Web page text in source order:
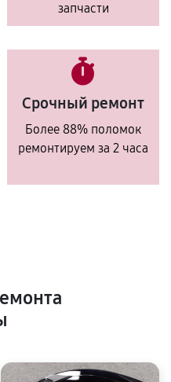
запчасти
Срочный ремонт
Более 88% поломок
ремонтируем за 2 часа